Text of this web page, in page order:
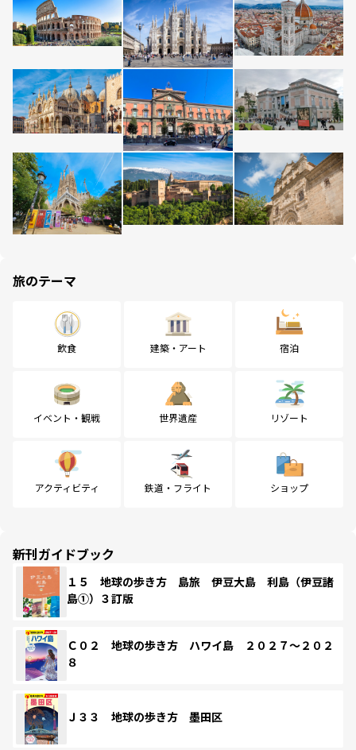
旅のテーマ
飲食 建築・アート 宿泊
イベント・観戦 世界遺産 リゾート
アクティビティ 鉄道・フライト ショップ
新刊ガイドブック
１５ 地球の歩き方 島旅 伊豆大島 利島（伊豆諸
島①）３訂版
Ｃ０２ 地球の歩き方 ハワイ島 ２０２７～２０２
８
Ｊ３３ 地球の歩き方 墨田区